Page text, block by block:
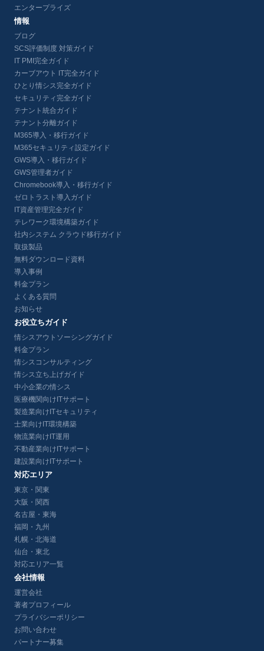
エンタープライズ
情報
ブログ
SCS評価制度 対策ガイド
IT PMI完全ガイド
カーブアウト IT完全ガイド
ひとり情シス完全ガイド
セキュリティ完全ガイド
テナント統合ガイド
テナント分離ガイド
M365導入・移行ガイド
M365セキュリティ設定ガイド
GWS導入・移行ガイド
GWS管理者ガイド
Chromebook導入・移行ガイド
ゼロトラスト導入ガイド
IT資産管理完全ガイド
テレワーク環境構築ガイド
社内システム クラウド移行ガイド
取扱製品
無料ダウンロード資料
導入事例
料金プラン
よくある質問
お知らせ
お役立ちガイド
情シスアウトソーシングガイド
料金プラン
情シスコンサルティング
情シス立ち上げガイド
中小企業の情シス
医療機関向けITサポート
製造業向けITセキュリティ
士業向けIT環境構築
物流業向けIT運用
不動産業向けITサポート
建設業向けITサポート
対応エリア
東京・関東
大阪・関西
名古屋・東海
福岡・九州
札幌・北海道
仙台・東北
対応エリア一覧
会社情報
運営会社
著者プロフィール
プライバシーポリシー
お問い合わせ
パートナー募集